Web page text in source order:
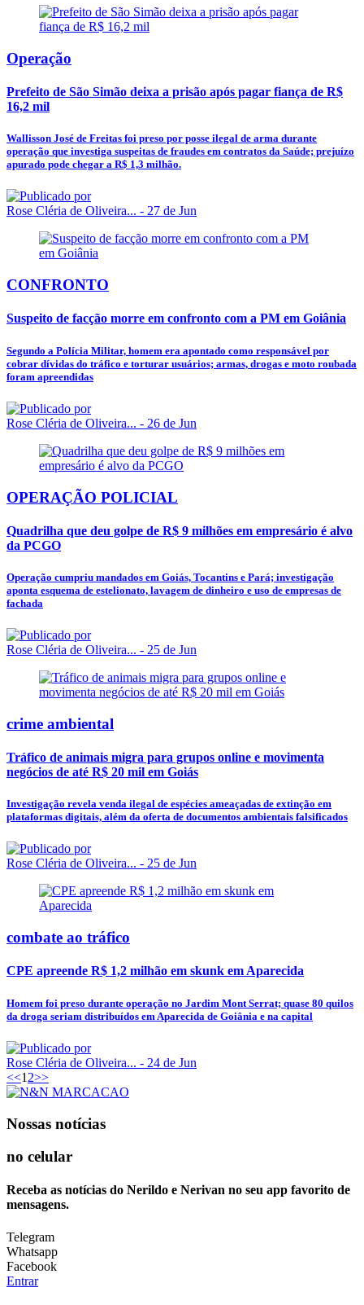
Operação
Prefeito de São Simão deixa a prisão após pagar fiança de R$
16,2 mil
Wallisson José de Freitas foi preso por posse ilegal de arma durante
operação que investiga suspeitas de fraudes em contratos da Saúde; prejuízo
apurado pode chegar a R$ 1,3 milhão.
Rose Cléria de Oliveira... - 27 de Jun
CONFRONTO
Suspeito de facção morre em confronto com a PM em Goiânia
Segundo a Polícia Militar, homem era apontado como responsável por
cobrar dívidas do tráfico e torturar usuários; armas, drogas e moto roubada
foram apreendidas
Rose Cléria de Oliveira... - 26 de Jun
OPERAÇÃO POLICIAL
Quadrilha que deu golpe de R$ 9 milhões em empresário é alvo
da PCGO
Operação cumpriu mandados em Goiás, Tocantins e Pará; investigação
aponta esquema de estelionato, lavagem de dinheiro e uso de empresas de
fachada
Rose Cléria de Oliveira... - 25 de Jun
crime ambiental
Tráfico de animais migra para grupos online e movimenta
negócios de até R$ 20 mil em Goiás
Investigação revela venda ilegal de espécies ameaçadas de extinção em
plataformas digitais, além da oferta de documentos ambientais falsificados
Rose Cléria de Oliveira... - 25 de Jun
combate ao tráfico
CPE apreende R$ 1,2 milhão em skunk em Aparecida
Homem foi preso durante operação no Jardim Mont Serrat; quase 80 quilos
da droga seriam distribuídos em Aparecida de Goiânia e na capital
Rose Cléria de Oliveira... - 24 de Jun
<<1 2>>
Nossas notícias
no celular
Receba as notícias do Nerildo e Nerivan no seu app favorito de
mensagens.
Telegram
Whatsapp
Facebook
Entrar